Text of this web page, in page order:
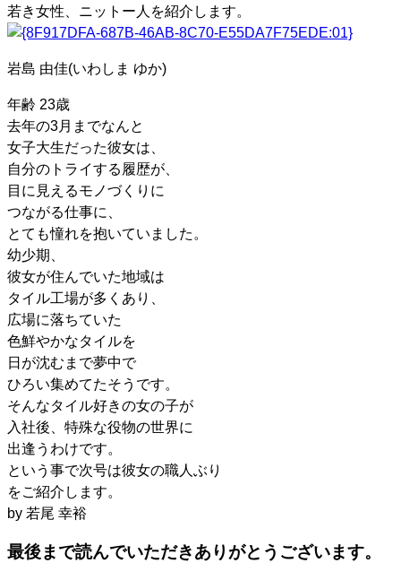
若き女性、ニットー人を紹介します。
岩島 由佳(いわしま ゆか)
年齢 23歳
去年の3月までなんと
女子大生だった彼女は、
自分のトライする履歴が、
目に見えるモノづくりに
つながる仕事に、
とても憧れを抱いていました。
幼少期、
彼女が住んでいた地域は
タイル工場が多くあり、
広場に落ちていた
色鮮やかなタイルを
日が沈むまで夢中で
ひろい集めてたそうです。
そんなタイル好きの女の子が
入社後、特殊な役物の世界に
出逢うわけです。
という事で次号は彼女の職人ぶり
をご紹介します。
by 若尾 幸裕
最後まで読んでいただきありがとうございます。